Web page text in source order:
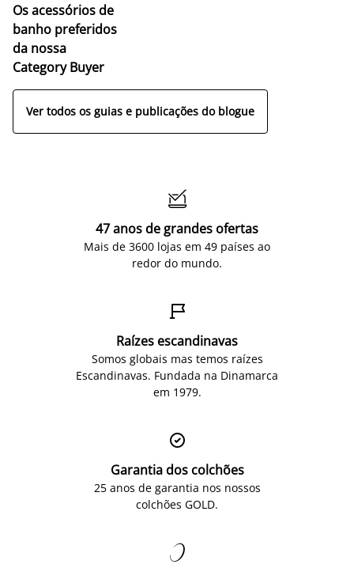
Os acessórios de
banho preferidos
da nossa
Category Buyer
Ver todos os guias e publicações do blogue

47 anos de grandes ofertas
Mais de 3600 lojas em 49 países ao
redor do mundo.

Raízes escandinavas
Somos globais mas temos raízes
Escandinavas. Fundada na Dinamarca
em 1979.

Garantia dos colchões
25 anos de garantia nos nossos
colchões GOLD.
